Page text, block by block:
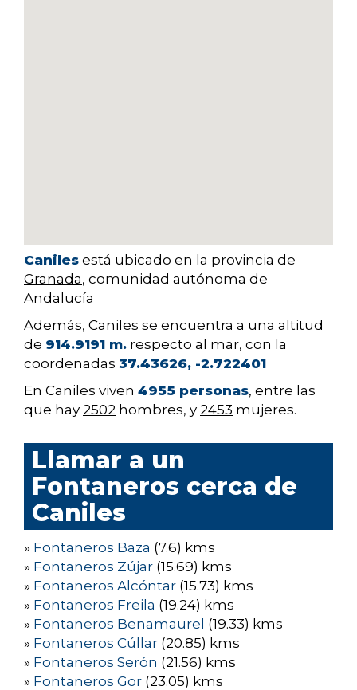
Caniles está ubicado en la provincia de
Granada, comunidad autónoma de
Andalucía
Además, Caniles se encuentra a una altitud
de 914.9191 m. respecto al mar, con la
coordenadas 37.43626, -2.722401
En Caniles viven 4955 personas, entre las
que hay 2502 hombres, y 2453 mujeres.
Llamar a un
Fontaneros cerca de
Caniles
» Fontaneros Baza (7.6) kms
» Fontaneros Zújar (15.69) kms
» Fontaneros Alcóntar (15.73) kms
» Fontaneros Freila (19.24) kms
» Fontaneros Benamaurel (19.33) kms
» Fontaneros Cúllar (20.85) kms
» Fontaneros Serón (21.56) kms
» Fontaneros Gor (23.05) kms